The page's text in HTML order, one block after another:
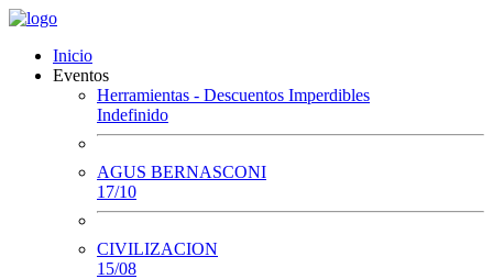
Inicio
Eventos
Herramientas - Descuentos Imperdibles
Indefinido
AGUS BERNASCONI
17/10
CIVILIZACION
15/08